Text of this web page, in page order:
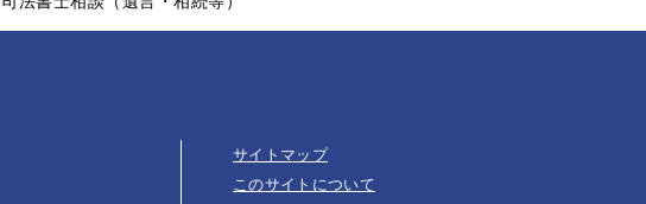
サイトマップ
このサイトについて